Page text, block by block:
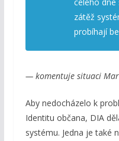
zátěž
probíhají
— komentuje situaci
Aby nedocházelo k
Identitu občana, DIA
systému. Jedna je také